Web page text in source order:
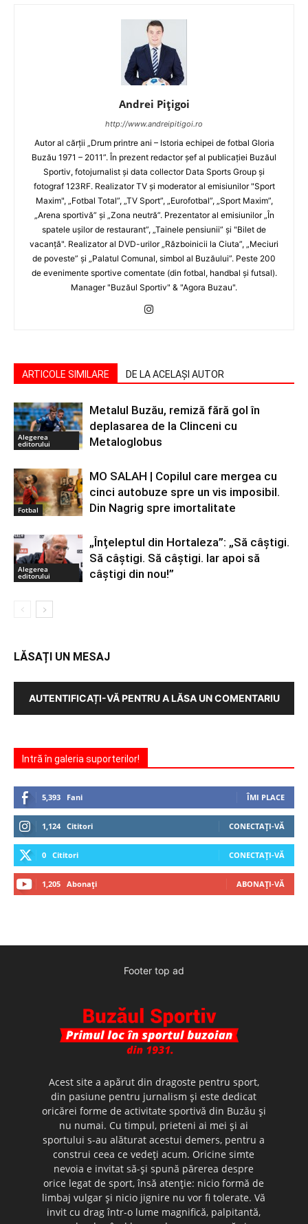
Andrei Pițigoi
http://www.andreipitigoi.ro
Autor al cărţii „Drum printre ani – Istoria echipei de fotbal Gloria
Buzău 1971 – 2011”. În prezent redactor şef al publicaţiei Buzăul
Sportiv, fotojurnalist şi data collector Data Sports Group şi
fotograf 123RF. Realizator TV şi moderator al emisiunilor "Sport
Maxim", „Fotbal Total”, „TV Sport”, „Eurofotbal”, „Sport Maxim”,
„Arena sportivă” şi „Zona neutră”. Prezentator al emisiunilor „În
spatele uşilor de restaurant”, „Tainele pensiunii” şi "Bilet de
vacanţă". Realizator al DVD-urilor „Războinicii la Ciuta”, „Meciuri
de poveste” şi „Palatul Comunal, simbol al Buzăului”. Peste 200
de evenimente sportive comentate (din fotbal, handbal şi futsal).
Manager "Buzăul Sportiv" & "Agora Buzau".
ARTICOLE SIMILARE DE LA ACELAȘI AUTOR
Alegerea
editorului
Metalul Buzău, remiză fără gol în
deplasarea de la Clinceni cu
Metaloglobus
Fotbal
MO SALAH | Copilul care mergea cu
cinci autobuze spre un vis imposibil.
Din Nagrig spre imortalitate
Alegerea
editorului
„Înțeleptul din Hortaleza”: „Să câștigi.
Să câștigi. Să câștigi. Iar apoi să
câștigi din nou!”
LĂSAȚI UN MESAJ
AUTENTIFICAȚI-VĂ PENTRU A LĂSA UN COMENTARIU
Intră în galeria suporterilor!
5,393 Fani ÎMI PLACE
1,124 Cititori CONECTAȚI-VĂ
0 Cititori CONECTAȚI-VĂ
1,205 Abonați ABONAȚI-VĂ
Footer top ad
Acest site a apărut din dragoste pentru sport,
din pasiune pentru jurnalism şi este dedicat
oricărei forme de activitate sportivă din Buzău şi
nu numai. Cu timpul, prieteni ai mei şi ai
sportului s-au alăturat acestui demers, pentru a
construi ceea ce vedeţi acum. Oricine simte
nevoia e invitat să-şi spună părerea despre
orice legat de sport, însă atenţie: nicio formă de
limbaj vulgar şi nicio jignire nu vor fi tolerate. Vă
invit cu drag într-o lume magnifică, palpitantă,